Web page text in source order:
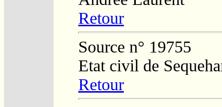
Retour
Source n° 19755
Etat civil de
Retour